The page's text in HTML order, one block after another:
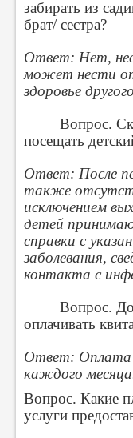
забирать из
брат/ сестра?
Ответ: Нет,
может нести
здоровье
Вопрос.
посещать
Ответ: После
также
исключением
детей
справки с
заболевания,
контакта с
Вопрос. До
оплачивать
Ответ: Оплата
каждого
Вопрос. Какие
услуги